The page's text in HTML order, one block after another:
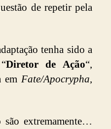
de repetir pela
tenha sido a
Diretor de Ação“,
em Fate/Apocrypha,
são extremamente…